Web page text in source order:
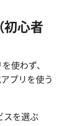
初心者
使わず、
プリを使う
スを選ぶ